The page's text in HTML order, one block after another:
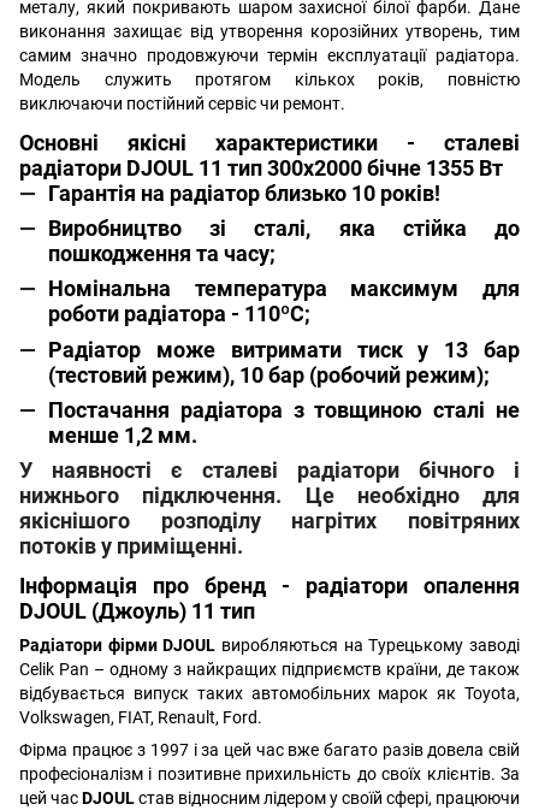
металу, який покривають шаром захисної білої фарби. Дане
виконання захищає від утворення корозійних утворень, тим
самим значно продовжуючи термін експлуатації радіатора.
Модель служить протягом кількох років, повністю
виключаючи постійний сервіс чи ремонт.
Основні якісні характеристики - сталеві
радіатори DJOUL 11 тип 300х2000 бічне 1355 Вт
Гарантія на радіатор близько 10 років!
Виробництво зі сталі, яка стійка до
пошкодження та часу;
Номінальна температура максимум для
роботи радіатора - 110ºС;
Радіатор може витримати тиск у 13 бар
(тестовий режим), 10 бар (робочий режим);
Постачання радіатора з товщиною сталі не
менше 1,2 мм.
У наявності є сталеві радіатори бічного і
нижнього підключення. Це необхідно для
якіснішого розподілу нагрітих повітряних
потоків у приміщенні.
Інформація про бренд - радіатори опалення
DJOUL (Джоуль) 11 тип
Радіатори фірми DJOUL виробляються на Турецькому заводі
Celik Pan – одному з найкращих підприємств країни, де також
відбувається випуск таких автомобільних марок як Toyota,
Volkswagen, FIAT, Renault, Ford.
Фірма працює з 1997 і за цей час вже багато разів довела свій
професіоналізм і позитивне прихильність до своїх клієнтів. За
цей часDJOULстав відносним лідером у своїй сфері, працюючи